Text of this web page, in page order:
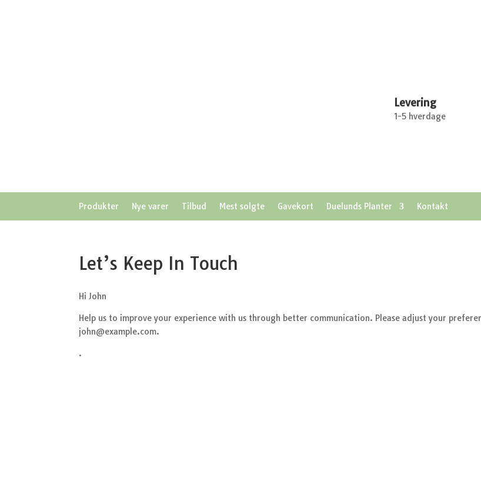
Levering
1-5 hverdage
Produkter Nye varer Tilbud Mest solgte Gavekort Duelunds Planter Kontakt
Let’s Keep In Touch
HiJohn
Help us to improve your experience with us through better communication. Please adjust your
john@example.com.
.